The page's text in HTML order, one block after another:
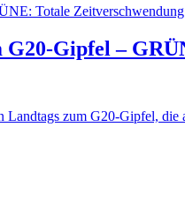
G20-Gipfel –
Landtags zum G20-Gipfel,